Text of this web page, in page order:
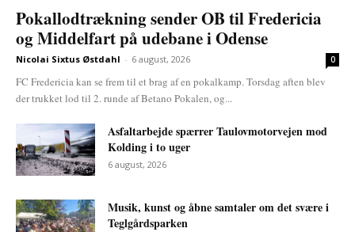
Pokallodtrækning sender OB til Fredericia
og Middelfart på udebane i Odense
Nicolai Sixtus Østdahl - 6 august, 2026 0
FC Fredericia kan se frem til et brag af en pokalkamp. Torsdag aften blev
der trukket lod til 2. runde af Betano Pokalen, og...
Asfaltarbejde spærrer Taulovmotorvejen mod
Kolding i to uger
6 august, 2026
Musik, kunst og åbne samtaler om det svære i
Teglgårdsparken